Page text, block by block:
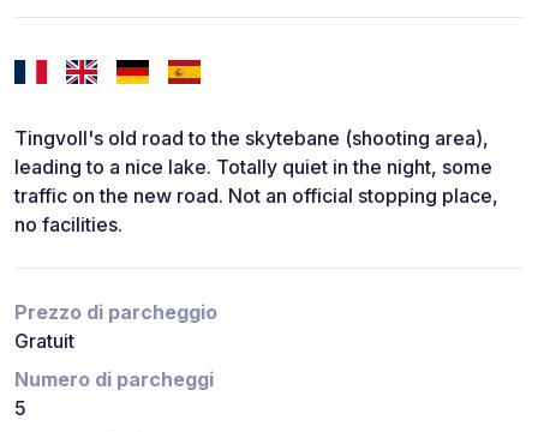
Tingvoll's old road to the skytebane (shooting area),
leading to a nice lake. Totally quiet in the night, some
traffic on the new road. Not an official stopping place,
no facilities.
Prezzo di parcheggio
Gratuit
Numero di parcheggi
5